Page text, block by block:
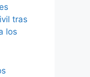
tras
los